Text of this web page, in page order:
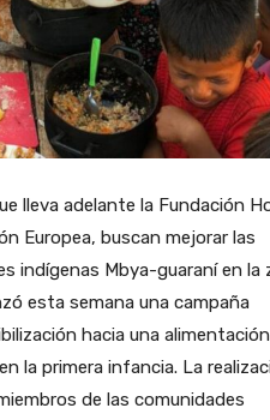
lleva adelante la Fundación
Europea, buscan mejorar las
indígenas Mbya-guaraní en la
esta semana una campaña
hacia una
la primera infancia. La
de las comunidades